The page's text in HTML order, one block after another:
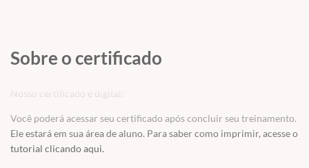
Sobre o certificado
Nosso certificado é digital!
Você poderá acessar seu certificado após concluir seu treinamento.
Ele estará em sua área de aluno. Para saber como imprimir, acesse o
tutorial clicando aqui.